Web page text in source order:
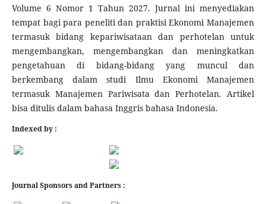
Volume 6 Nomor 1 Tahun 2027. Jurnal ini menyediakan
tempat bagi para peneliti dan praktisi Ekonomi Manajemen
termasuk bidang kepariwisataan dan perhotelan untuk
mengembangkan, mengembangkan dan meningkatkan
pengetahuan di bidang-bidang yang muncul dan
berkembang dalam studi Ilmu Ekonomi Manajemen
termasuk Manajemen Pariwisata dan Perhotelan. Artikel
bisa ditulis dalam bahasa Inggris bahasa Indonesia.
Indexed by :
Journal Sponsors and Partners :